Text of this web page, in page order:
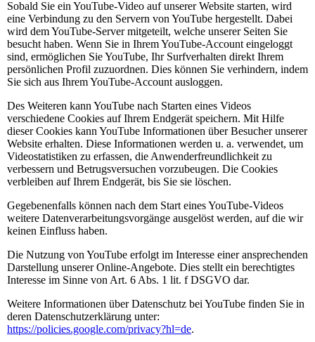
Sobald Sie ein YouTube-Video auf unserer Website starten, wird
eine Verbindung zu den Servern von YouTube hergestellt. Dabei
wird dem YouTube-Server mitgeteilt, welche unserer Seiten Sie
besucht haben. Wenn Sie in Ihrem YouTube-Account eingeloggt
sind, ermöglichen Sie YouTube, Ihr Surfverhalten direkt Ihrem
persönlichen Profil zuzuordnen. Dies können Sie verhindern, indem
Sie sich aus Ihrem YouTube-Account ausloggen.
Des Weiteren kann YouTube nach Starten eines Videos
verschiedene Cookies auf Ihrem Endgerät speichern. Mit Hilfe
dieser Cookies kann YouTube Informationen über Besucher unserer
Website erhalten. Diese Informationen werden u. a. verwendet, um
Videostatistiken zu erfassen, die Anwenderfreundlichkeit zu
verbessern und Betrugsversuchen vorzubeugen. Die Cookies
verbleiben auf Ihrem Endgerät, bis Sie sie löschen.
Gegebenenfalls können nach dem Start eines YouTube-Videos
weitere Datenverarbeitungsvorgänge ausgelöst werden, auf die wir
keinen Einfluss haben.
Die Nutzung von YouTube erfolgt im Interesse einer ansprechenden
Darstellung unserer Online-Angebote. Dies stellt ein berechtigtes
Interesse im Sinne von Art. 6 Abs. 1 lit. f DSGVO dar.
Weitere Informationen über Datenschutz bei YouTube finden Sie in
deren Datenschutzerklärung unter:
https://policies.google.com/privacy?hl=de.